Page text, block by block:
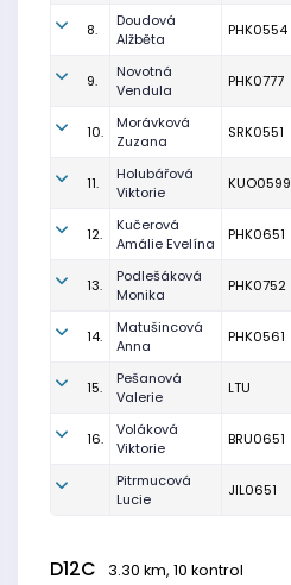
8.
Doudová
Alžběta
PHK0554
9.
Novotná
Vendula
PHK0777
10.
Morávková
Zuzana
SRK0551
11.
Holubářová
Viktorie
KUO0599
12.
Kučerová
Amálie Evelína
PHK0651
13.
Podlešáková
Monika
PHK0752
14.
Matušincová
Anna
PHK0561
15.
Pešanová
Valerie
LTU
16.
Voláková
Viktorie
BRU0651
Pitrmucová
Lucie
JIL0651
D12C 3.30 km, 10 kontrol